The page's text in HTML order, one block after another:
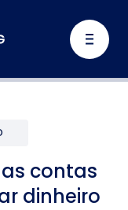
contas
dinheiro